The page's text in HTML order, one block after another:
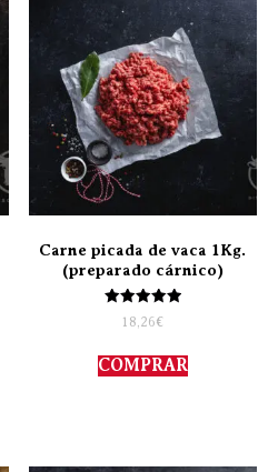
Carne picada de vaca 1Kg.
(preparado cárnico)
Valorado
con
de 5
18,26€
COMPRAR